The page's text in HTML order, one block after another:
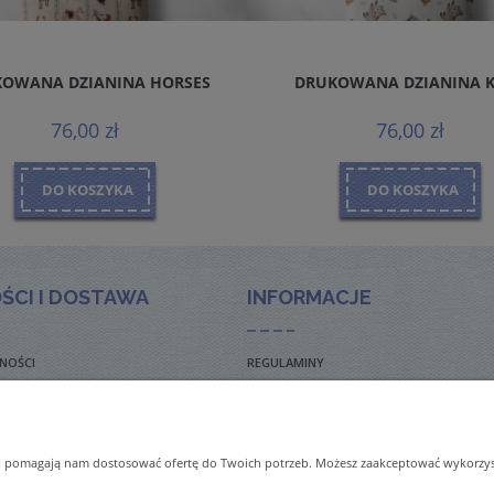
DZIANINA HORSES
76,00 zł
DO KOSZYKA
DRUKOWANA DZIANINA
76,00 zł
DO KOSZYKA
I DOSTAWA
ORDERS & SHIPMENT
INFORMACJE
REGULAMINY
nam dostosować ofertę do Twoich potrzeb. Możesz zaakceptować